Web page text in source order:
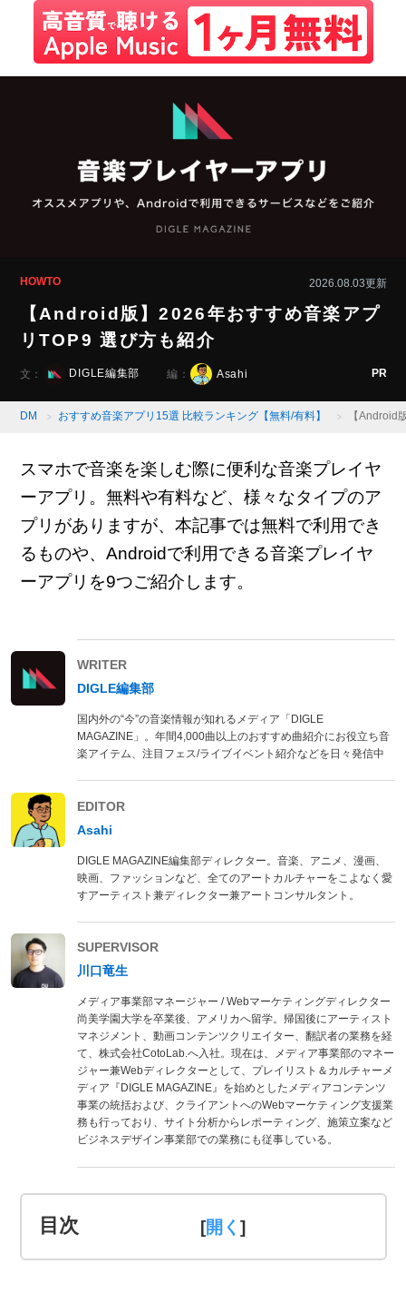
HOWTO 2026.08.03更新
【Android版】2026年おすすめ音楽アプ
リTOP9 選び方も紹介
文： DIGLE編集部 編： Asahi PR
DM おすすめ音楽アプリ15選 比較ランキング【無料/有料】 【Android
スマホで音楽を楽しむ際に便利な音楽プレイヤ
ーアプリ。無料や有料など、様々なタイプのア
プリがありますが、本記事では無料で利用でき
るものや、Androidで利用できる音楽プレイヤ
ーアプリを9つご紹介します。
WRITER
DIGLE編集部
国内外の“今”の音楽情報が知れるメディア「DIGLE
MAGAZINE」。年間4,000曲以上のおすすめ曲紹介にお役立ち音
楽アイテム、注目フェス/ライブイベント紹介などを日々発信中
EDITOR
Asahi
DIGLE MAGAZINE編集部ディレクター。音楽、アニメ、漫画、
映画、ファッションなど、全てのアートカルチャーをこよなく愛
すアーティスト兼ディレクター兼アートコンサルタント。
SUPERVISOR
川口竜生
メディア事業部マネージャー / Webマーケティングディレクター
尚美学園大学を卒業後、アメリカへ留学。帰国後にアーティスト
マネジメント、動画コンテンツクリエイター、翻訳者の業務を経
て、株式会社CotoLab.へ入社。現在は、メディア事業部のマネー
ジャー兼Webディレクターとして、プレイリスト＆カルチャーメ
ディア『DIGLE MAGAZINE』を始めとしたメディアコンテンツ
事業の統括および、クライアントへのWebマーケティング支援業
務も行っており、サイト分析からレポーティング、施策立案など
ビジネスデザイン事業部での業務にも従事している。
目次 [ ]